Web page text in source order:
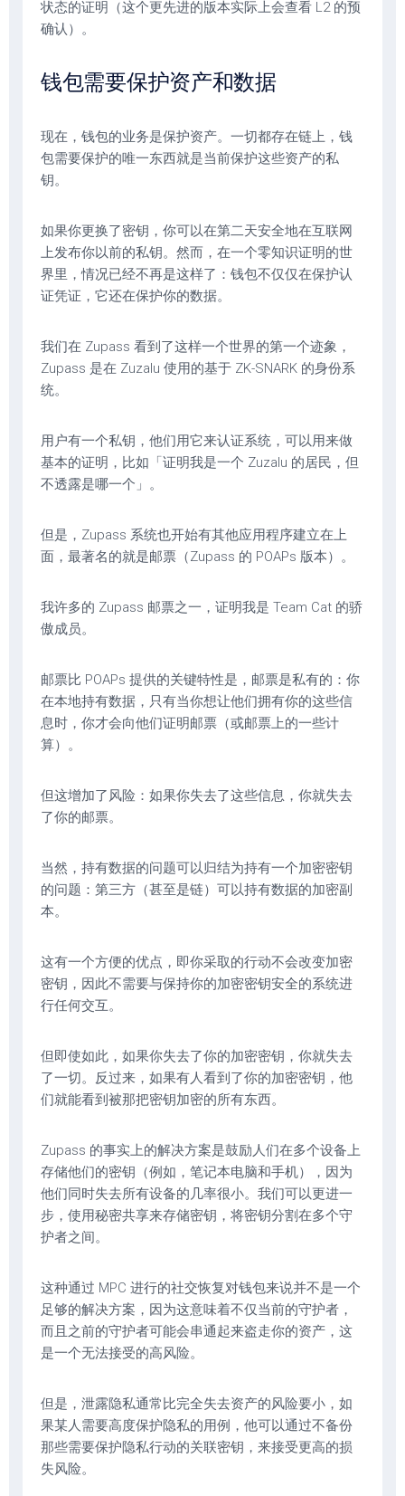
状态的证明（这个更先进的版本实际上会查看 L2 的预
确认）。
钱包需要保护资产和数据
现在，钱包的业务是保护资产。一切都存在链上，钱
包需要保护的唯一东西就是当前保护这些资产的私
钥。
如果你更换了密钥，你可以在第二天安全地在互联网
上发布你以前的私钥。然而，在一个零知识证明的世
界里，情况已经不再是这样了：钱包不仅仅在保护认
证凭证，它还在保护你的数据。
我们在 Zupass 看到了这样一个世界的第一个迹象，
Zupass 是在 Zuzalu 使用的基于 ZK-SNARK 的身份系
统。
用户有一个私钥，他们用它来认证系统，可以用来做
基本的证明，比如「证明我是一个 Zuzalu 的居民，但
不透露是哪一个」。
但是，Zupass 系统也开始有其他应用程序建立在上
面，最著名的就是邮票（Zupass 的 POAPs 版本）。
我许多的 Zupass 邮票之一，证明我是 Team Cat 的骄
傲成员。
邮票比 POAPs 提供的关键特性是，邮票是私有的：你
在本地持有数据，只有当你想让他们拥有你的这些信
息时，你才会向他们证明邮票（或邮票上的一些计
算）。
但这增加了风险：如果你失去了这些信息，你就失去
了你的邮票。
当然，持有数据的问题可以归结为持有一个加密密钥
的问题：第三方（甚至是链）可以持有数据的加密副
本。
这有一个方便的优点，即你采取的行动不会改变加密
密钥，因此不需要与保持你的加密密钥安全的系统进
行任何交互。
但即使如此，如果你失去了你的加密密钥，你就失去
了一切。反过来，如果有人看到了你的加密密钥，他
们就能看到被那把密钥加密的所有东西。
Zupass 的事实上的解决方案是鼓励人们在多个设备上
存储他们的密钥（例如，笔记本电脑和手机），因为
他们同时失去所有设备的几率很小。我们可以更进一
步，使用秘密共享来存储密钥，将密钥分割在多个守
护者之间。
这种通过 MPC 进行的社交恢复对钱包来说并不是一个
足够的解决方案，因为这意味着不仅当前的守护者，
而且之前的守护者可能会串通起来盗走你的资产，这
是一个无法接受的高风险。
但是，泄露隐私通常比完全失去资产的风险要小，如
果某人需要高度保护隐私的用例，他可以通过不备份
那些需要保护隐私行动的关联密钥，来接受更高的损
失风险。